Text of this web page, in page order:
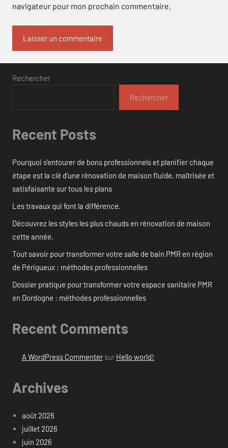
navigateur pour mon prochain commentaire.
Rechercher
Rechercher
Recent Posts
Pourquoi s’entourer de bons professionnels et planifier chaque
étape est la clé d’une rénovation de maison fluide, maîtrisée et
satisfaisante sur tous les plans
Les travaux qui font la différence.
Découvrez les styles les plus chauds en rénovation de maison
cette année.
Tout savoir pour transformer votre salle de bain PMR en région
de Périgueux : méthodes professionnelles
Dossier pratique pour transformer votre espace sanitaire PMR
en Dordogne : méthodes professionnelles
Recent Comments
A WordPress Commentersur Hello world!
Archives
août 2026
juillet 2026
juin 2026